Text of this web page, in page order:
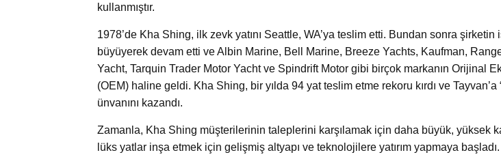
kullanmıştır.
1978’de Kha Shing, ilk zevk yatını Seattle, WA’ya teslim etti. Bundan sonra şirketin
büyüyerek devam etti ve Albin Marine, Bell Marine, Breeze Yachts, Kaufman,
Yacht, Tarquin Trader Motor Yacht ve Spindrift Motor gibi birçok markanın Orijinal
(OEM) haline geldi. Kha Shing, bir yılda 94 yat teslim etme rekoru kırdı ve Tayvan’a
ünvanını kazandı.
Zamanla, Kha Shing müşterilerinin taleplerini karşılamak için daha büyük, yüksek
lüks yatlar inşa etmek için gelişmiş altyapı ve teknolojilere yatırım yapmaya